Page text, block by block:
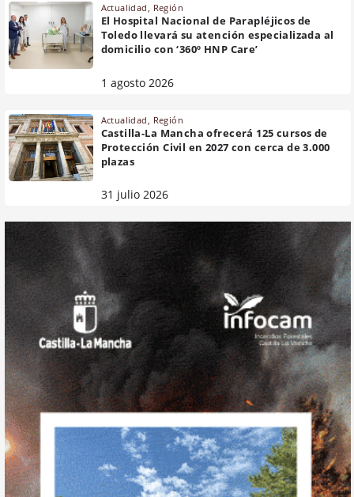
Actualidad Región
El Hospital Nacional de Parapléjicos de
Toledo llevará su atención especializada al
domicilio con ‘360º HNP Care’
1 agosto 2026
Actualidad Región
Castilla-La Mancha ofrecerá 125 cursos de
Protección Civil en 2027 con cerca de 3.000
plazas
31 julio 2026